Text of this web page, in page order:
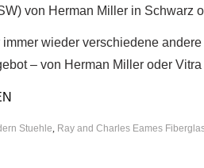
von Herman Miller in Schwarz
wieder verschiedene
– von Herman Miller oder Vitra
Stuehle, Ray and Charles Eames